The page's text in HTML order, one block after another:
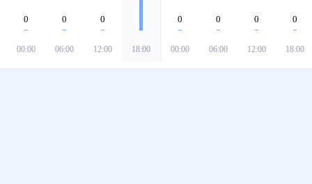
0
00:00
0
06:00
0
12:00 18:00
0
00:00
0
06:00
0
12:00
0
18:00